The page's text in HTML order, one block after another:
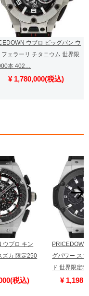
ウブロ ビッグバン ウ
フェラーリ チタニウム 世界限
本 402…
¥ 1,780,000(税込)
ウブロ キン
ズカ 限定250
税込)
グパワー ス
ド 世界限定
¥